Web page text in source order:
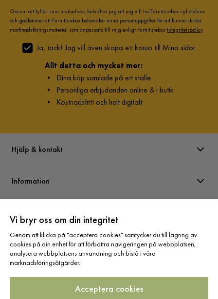
Genom att fylla i min mailadress bekräftar jag att jag vill ha Furniturebox nyhetsbrev
och godkänner att Furniturebox behandlar mina personuppgifter för att kunna skicka
marknadsföringsmaterial som anpassats till mig enligt Furniturebox Integritetspolicy.
Ja, tack! Jag vill även skapa ett konto till Mina sidor.
Allt detta och mycket mer:
• Dina köp samlade på ett ställe
• Personliga erbjudanden online & i butik
• Kostnadsfritt och helt digitalt
Hjälp & kontakt
Information
Sortiment
Vi bryr oss om din integritet
Genom att klicka på "acceptera cookies" samtycker du till lagring av
cookies på din enhet för att förbättra navigeringen på webbplatsen,
analysera webbplatsens användning och bistå i våra
marknadsföringsåtgärder.
Acceptera cookies